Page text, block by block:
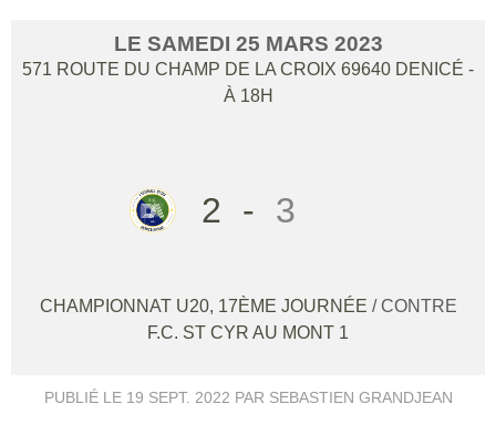
LE SAMEDI 25 MARS 2023
571 ROUTE DU CHAMP DE LA CROIX 69640 DENICÉ -
À 18H
2 - 3
CHAMPIONNAT U20, 17ÈME JOURNÉE / CONTRE
F.C. ST CYR AU MONT 1
PUBLIÉ LE 19 SEPT. 2022 PAR SEBASTIEN GRANDJEAN